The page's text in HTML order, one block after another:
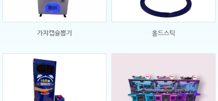
가챠캡슐뽑기 홀드스틱